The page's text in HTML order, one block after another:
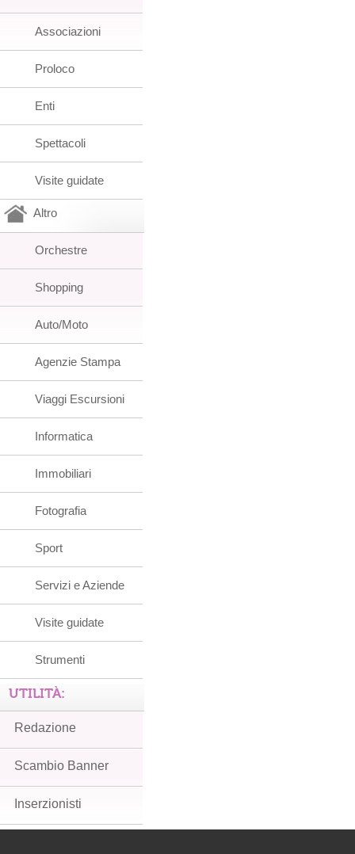
Associazioni
Proloco
Enti
Spettacoli
Visite guidate
Altro
Orchestre
Shopping
Auto/Moto
Agenzie Stampa
Viaggi Escursioni
Informatica
Immobiliari
Fotografia
Sport
Servizi e Aziende
Visite guidate
Strumenti
UTILITÀ:
Redazione
Scambio Banner
Inserzionisti